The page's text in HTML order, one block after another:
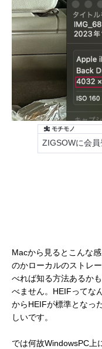
Macから見るとこんな
のかローカルのストレ
べれば知る方法あるか
べません。HEIFってな
からHEIFが標準となっ
しいです。
では何故WindowsPC上